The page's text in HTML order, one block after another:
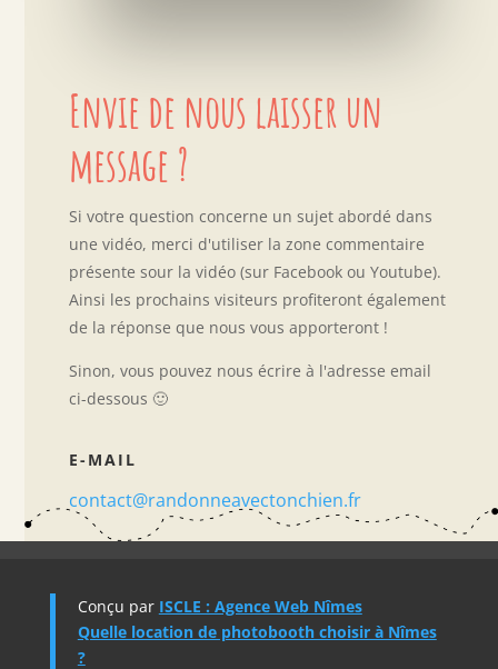
Envie de nous laisser un
message ?
Si votre question concerne un sujet abordé dans
une vidéo, merci d'utiliser la zone commentaire
présente sour la vidéo (sur Facebook ou Youtube).
Ainsi les prochains visiteurs profiteront également
de la réponse que nous vous apporteront !
Sinon, vous pouvez nous écrire à l'adresse email
ci-dessous 🙂
E-MAIL
contact@randonneavectonchien.fr
Conçu par ISCLE : Agence Web Nîmes
Quelle location de photobooth choisir à Nîmes
?